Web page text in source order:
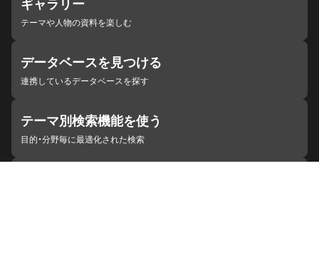
ギャラリー
テーマや人物の資料を楽しむ
データベースを見つける
連携しているデータベースを探す
テーマ別検索機能を使う
目的・分野毎に最適化された検索